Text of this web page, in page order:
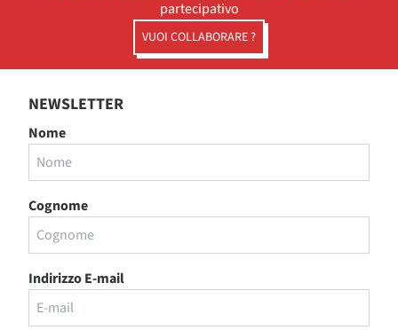
partecipativo
VUOI COLLABORARE ?
NEWSLETTER
Nome
Cognome
Indirizzo E-mail